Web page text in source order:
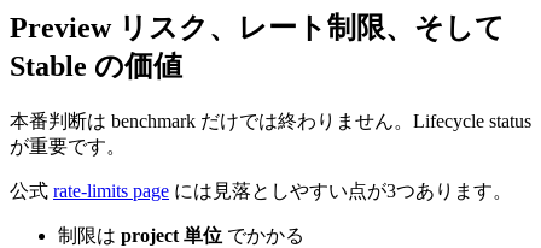
Preview リスク、レート制限、そして
Stable の価値
本番判断は benchmark だけでは終わりません。Lifecycle status
が重要です。
公式 rate-limits page には見落としやすい点が3つあります。
制限は project 単位 でかかる